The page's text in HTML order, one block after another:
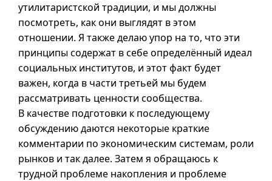
утилитаристской традиции, и мы должны
посмотреть, как они выглядят в этом
отношении. Я также делаю упор на то, что эти
принципы содержат в себе определённый идеал
социальных институтов, и этот факт будет
важен, когда в части третьей мы будем
рассматривать ценности сообщества.
В качестве подготовки к последующему
обсуждению даются некоторые краткие
комментарии по экономическим системам, роли
рынков и так далее. Затем я обращаюсь к
трудной проблеме накопления и проблеме